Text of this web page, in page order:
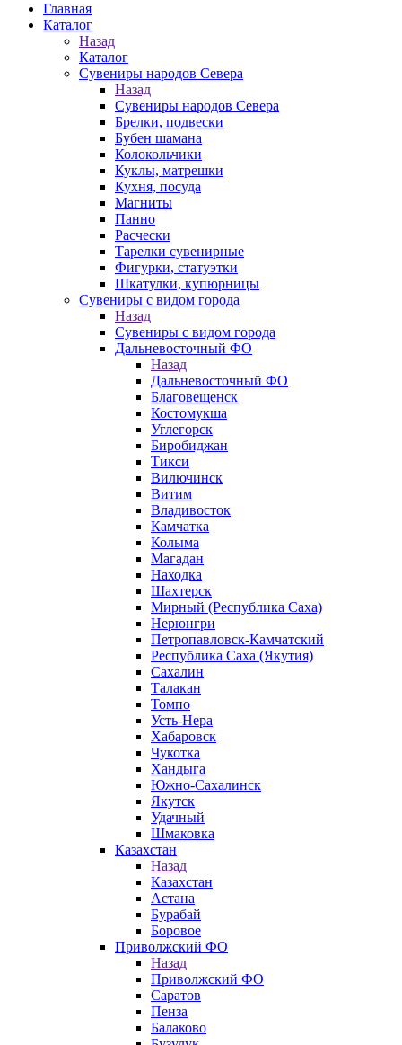
Главная
Каталог
Назад
Каталог
Сувениры народов Севера
Назад
Сувениры народов Севера
Брелки, подвески
Бубен шамана
Колокольчики
Куклы, матрешки
Кухня, посуда
Магниты
Панно
Расчески
Тарелки сувенирные
Фигурки, статуэтки
Шкатулки, купюрницы
Сувениры с видом города
Назад
Сувениры с видом города
Дальневосточный ФО
Назад
Дальневосточный ФО
Благовещенск
Костомукша
Углегорск
Биробиджан
Тикси
Вилючинск
Витим
Владивосток
Камчатка
Колыма
Магадан
Находка
Шахтерск
Мирный (Республика Саха)
Нерюнгри
Петропавловск-Камчатский
Республика Саха (Якутия)
Сахалин
Талакан
Томпо
Усть-Нера
Хабаровск
Чукотка
Хандыга
Южно-Сахалинск
Якутск
Удачный
Шмаковка
Казахстан
Назад
Казахстан
Астана
Бурабай
Боровое
Приволжский ФО
Назад
Приволжский ФО
Саратов
Пенза
Балаково